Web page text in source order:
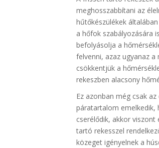
meghosszabbítani az
hűtőkészülékek
a hőfok szabályozására
befolyásolja a
felvenni, azaz ugyanaz
csökkentjük a
rekeszben alacsony
Ez azonban még csak
páratartalom emelkedik,
cserélődik, akkor
tartó rekesszel
közeget igényelnek a